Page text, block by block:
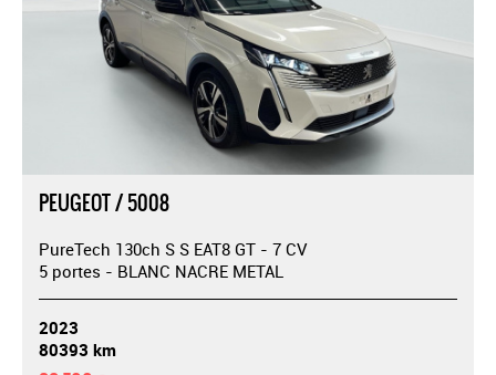
PEUGEOT / 5008
PureTech 130ch S S EAT8 GT - 7 CV
5 portes - BLANC NACRE METAL
2023
80393 km